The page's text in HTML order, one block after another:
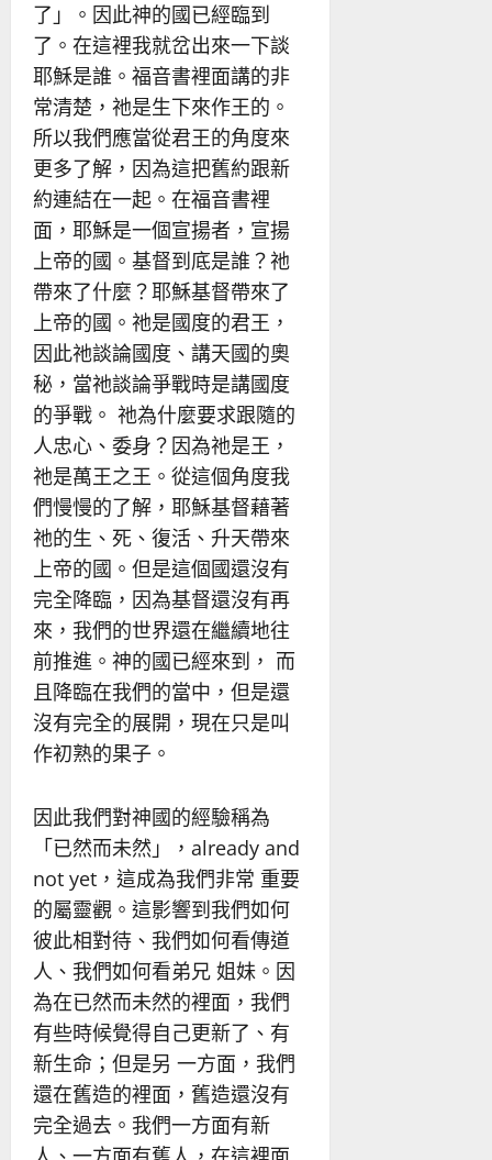
了」。因此神的國已經臨到
了。在這裡我就岔出來一下談
耶穌是誰。福音書裡面講的非
常清楚，祂是生下來作王的。
所以我們應當從君王的角度來
更多了解，因為這把舊約跟新
約連結在一起。在福音書裡
面，耶穌是一個宣揚者，宣揚
上帝的國。基督到底是誰？祂
帶來了什麼？耶穌基督帶來了
上帝的國。祂是國度的君王，
因此祂談論國度、講天國的奧
秘，當祂談論爭戰時是講國度
的爭戰。 祂為什麼要求跟隨的
人忠心、委身？因為祂是王，
祂是萬王之王。從這個角度我
們慢慢的了解，耶穌基督藉著
祂的生、死、復活、升天帶來
上帝的國。但是這個國還沒有
完全降臨，因為基督還沒有再
來，我們的世界還在繼續地往
前推進。神的國已經來到， 而
且降臨在我們的當中，但是還
沒有完全的展開，現在只是叫
作初熟的果子。
因此我們對神國的經驗稱為
「已然而未然」，already and
not yet，這成為我們非常 重要
的屬靈觀。這影響到我們如何
彼此相對待、我們如何看傳道
人、我們如何看弟兄 姐妹。因
為在已然而未然的裡面，我們
有些時候覺得自己更新了、有
新生命；但是另 一方面，我們
還在舊造的裡面，舊造還沒有
完全過去。我們一方面有新